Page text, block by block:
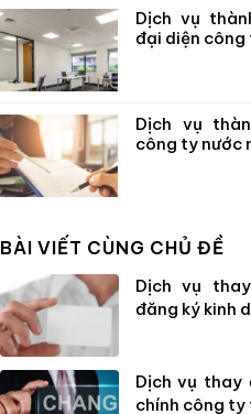
Dịch vụ
đại diện
Dịch vụ
công ty nước
BÀI VIẾT CÙNG CHỦ ĐỀ
Dịch vụ
đăng ký kinh
Dịch vụ thay
chính công ty